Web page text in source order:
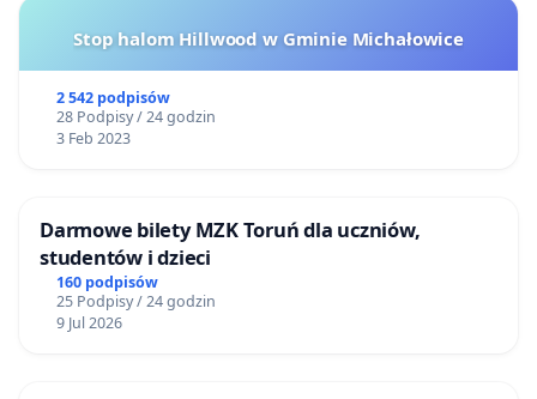
Stop halom Hillwood w Gminie Michałowice
2 542 podpisów
28 Podpisy / 24 godzin
3 Feb 2023
Darmowe bilety MZK Toruń dla uczniów,
studentów i dzieci
160 podpisów
25 Podpisy / 24 godzin
9 Jul 2026